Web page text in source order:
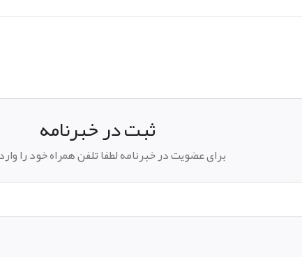
ثبت در خبرنامه
برای عضویت در خبرنامه لطفا تلفن همراه خود را